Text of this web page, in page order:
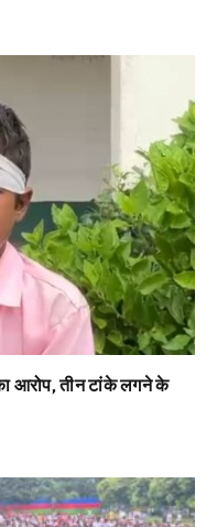
आरोप, तीन टांके लगने के